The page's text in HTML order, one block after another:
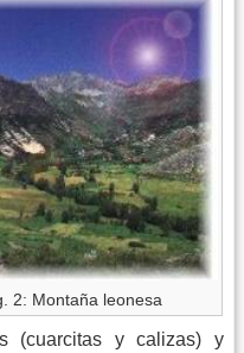
2: Montaña leonesa
(cuarcitas y calizas) y